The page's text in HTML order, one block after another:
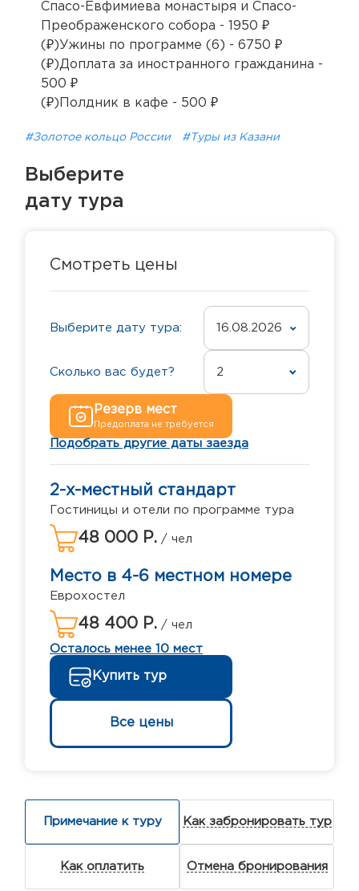
Спасо-Евфимиева монастыря и Спасо-
Преображенского собора - 1950 ₽
(₽)Ужины по программе (6) - 6750 ₽
(₽)Доплата за иностранного гражданина -
500 ₽
(₽)Полдник в кафе - 500 ₽
#Золотое кольцо России #Туры из Казани
Выберите
дату тура
Смотреть цены
Выберите дату тура: 16.08.2026
Сколько вас будет? 2
Резерв мест
Предоплата не требуется
Подобрать другие даты заезда
2-х-местный стандарт
Гостиницы и отели по программе тура
48 000 Р. / чел
Место в 4-6 местном номере
Еврохостел
48 400 Р. / чел
Осталось менее 10 мест
Купить тур
Все цены
Примечание к туру Как забронировать тур
Как оплатить Отмена бронирования